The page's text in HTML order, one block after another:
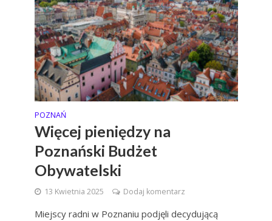
POZNAŃ
Więcej pieniędzy na
Poznański Budżet
Obywatelski
13 Kwietnia 2025 Dodaj komentarz
Miejscy radni w Poznaniu podjęli decydującą